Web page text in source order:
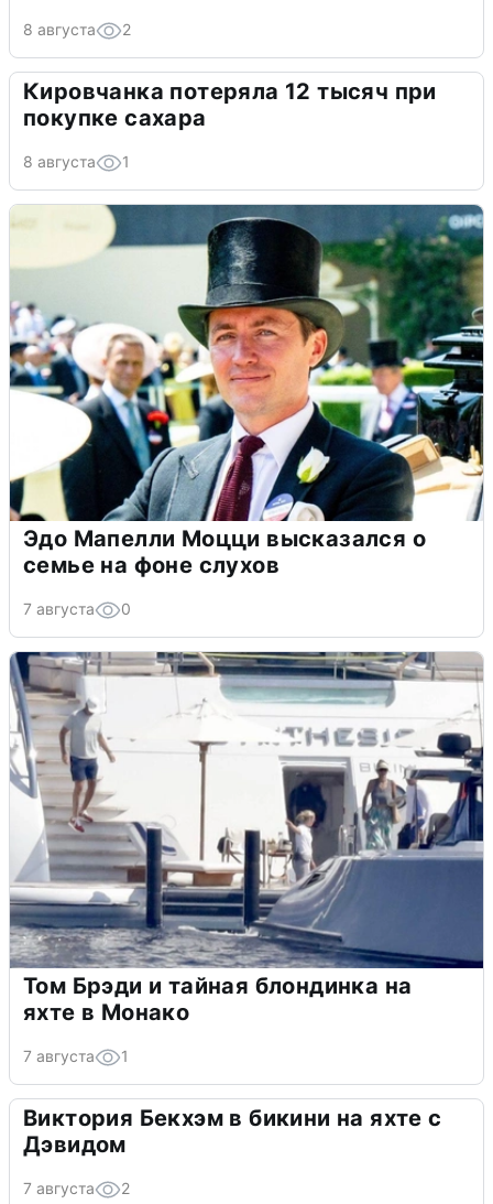
8 августа 2
Кировчанка потеряла 12 тысяч при
покупке сахара
8 августа 1
Эдо Мапелли Моцци высказался о
семье на фоне слухов
7 августа 0
Том Брэди и тайная блондинка на
яхте в Монако
7 августа 1
Виктория Бекхэм в бикини на яхте с
Дэвидом
7 августа 2